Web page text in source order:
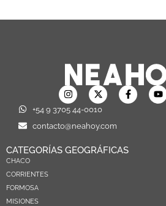
+54 9 3705 44-0010
contacto@neahoy.com
CATEGORÍAS GEOGRÁFICAS
CHACO
CORRIENTES
FORMOSA
MISIONES